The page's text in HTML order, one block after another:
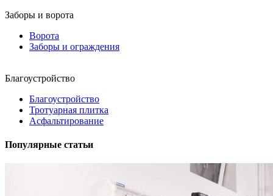
Заборы и ворота
Ворота
Заборы и ограждения
Благоустройство
Благоустройство
Тротуарная плитка
Асфальтирование
Популярные статьи